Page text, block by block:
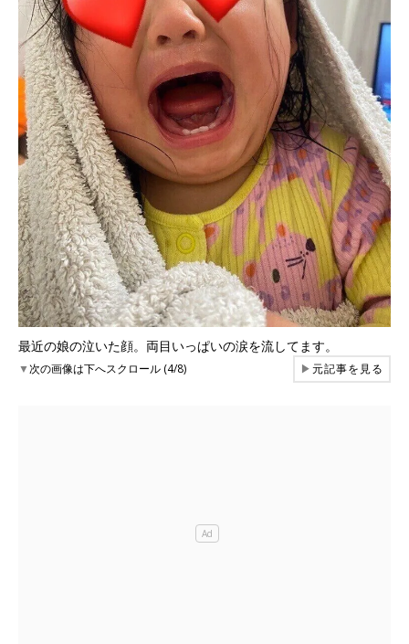
最近の娘の泣いた顔。両目いっぱいの涙を流してます。
▼次の画像は下へスクロール (4/8) ▶元記事を見る